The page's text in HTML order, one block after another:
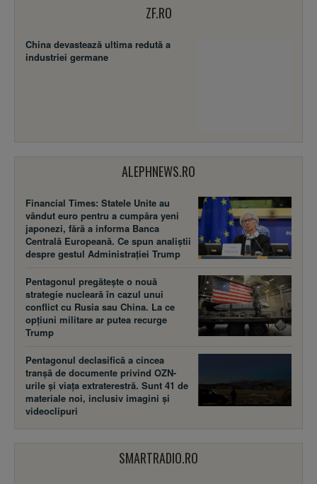
ZF.RO
China devastează ultima redută a
industriei germane
ALEPHNEWS.RO
Financial Times: Statele Unite au
vândut euro pentru a cumpăra yeni
japonezi, fără a informa Banca
Centrală Europeană. Ce spun analiștii
despre gestul Administrației Trump
Pentagonul pregătește o nouă
strategie nucleară în cazul unui
conflict cu Rusia sau China. La ce
opțiuni militare ar putea recurge
Trump
Pentagonul declasifică a cincea
tranșă de documente privind OZN-
urile și viața extraterestră. Sunt 41 de
materiale noi, inclusiv imagini și
videoclipuri
SMARTRADIO.RO